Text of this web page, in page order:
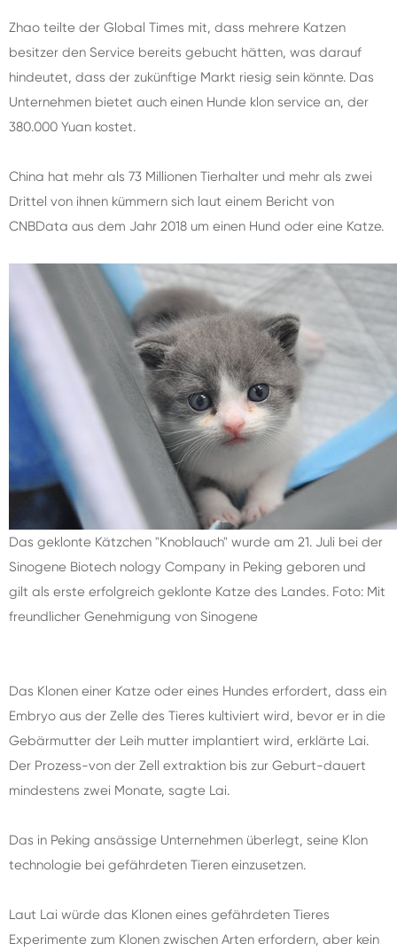
Zhao teilte der Global Times mit, dass mehrere Katzen
besitzer den Service bereits gebucht hätten, was darauf
hindeutet, dass der zukünftige Markt riesig sein könnte. Das
Unternehmen bietet auch einen Hunde klon service an, der
380.000 Yuan kostet.
China hat mehr als 73 Millionen Tierhalter und mehr als zwei
Drittel von ihnen kümmern sich laut einem Bericht von
CNBData aus dem Jahr 2018 um einen Hund oder eine Katze.
Das geklonte Kätzchen "Knoblauch" wurde am 21. Juli bei der
Sinogene Biotech nology Company in Peking geboren und
gilt als erste erfolgreich geklonte Katze des Landes. Foto: Mit
freundlicher Genehmigung von Sinogene
Das Klonen einer Katze oder eines Hundes erfordert, dass ein
Embryo aus der Zelle des Tieres kultiviert wird, bevor er in die
Gebärmutter der Leih mutter implantiert wird, erklärte Lai.
Der Prozess-von der Zell extraktion bis zur Geburt-dauert
mindestens zwei Monate, sagte Lai.
Das in Peking ansässige Unternehmen überlegt, seine Klon
technologie bei gefährdeten Tieren einzusetzen.
Laut Lai würde das Klonen eines gefährdeten Tieres
Experimente zum Klonen zwischen Arten erfordern, aber kein